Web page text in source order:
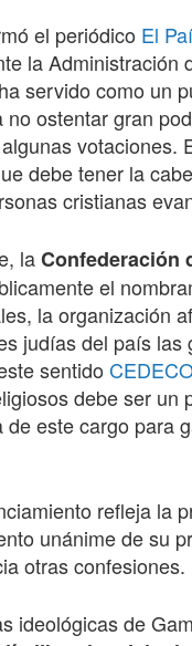
el periódico El
la Administración
servido como un
no ostentar gran
votaciones.
debe tener la
cristianas
laConfederación
el
la organización
judías del país
sentido
debe ser un
de este cargo para
refleja la
unánime de su
otras confesiones.
ideológicas de